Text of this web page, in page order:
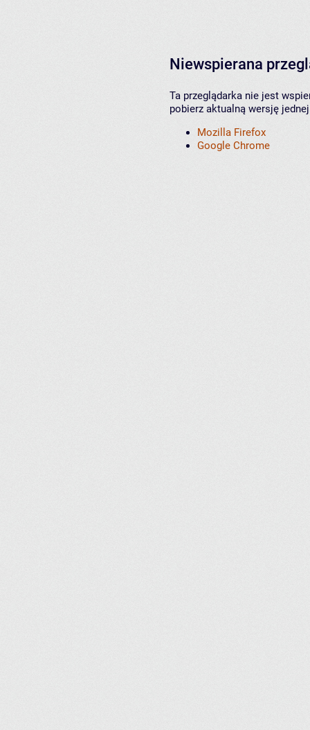
Niewspierana
Ta przeglądarka nie jest
pobierz aktualną wersję
Mozilla Firefox
Google Chrome